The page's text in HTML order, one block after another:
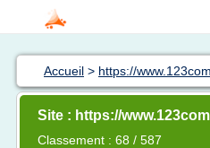
Accueil > https://
Site : https://
Classement : 68 / 587